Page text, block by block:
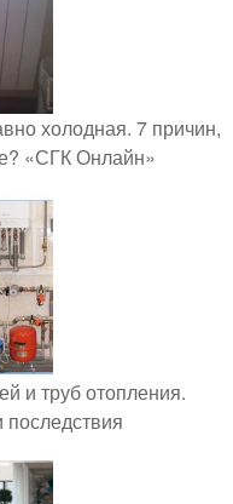
холодная. 7 причин,
«СГК Онлайн»
и труб отопления.